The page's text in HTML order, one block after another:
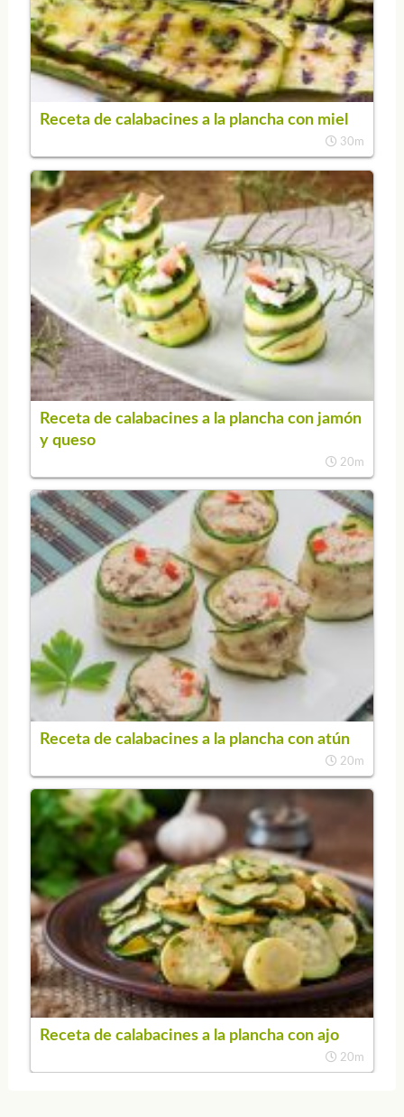
Receta de calabacines a la plancha con miel
30m
Receta de calabacines a la plancha con jamón
y queso
20m
Receta de calabacines a la plancha con atún
20m
Receta de calabacines a la plancha con ajo
20m